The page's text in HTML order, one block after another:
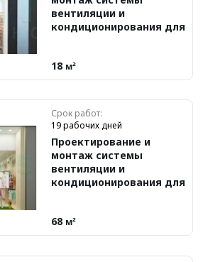
вентиляции и
кондиционирования для
18 м²
Срок работ:
19 рабочих дней
Проектирование и
монтаж системы
вентиляции и
кондиционирования для
68 м²